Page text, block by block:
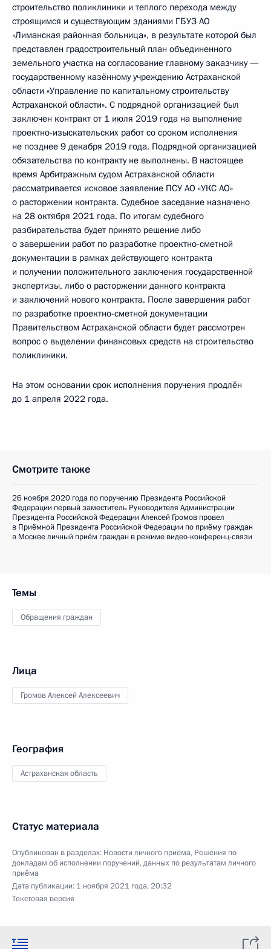
строительство поликлиники и теплого перехода между
строящимся и существующим зданиями ГБУЗ АО
«Лиманская районная больница», в результате которой был
представлен градостроительный план объединенного
земельного участка на согласование главному заказчику —
государственному казённому учреждению Астраханской
области «Управление по капитальному строительству
Астраханской области». С подрядной организацией был
заключен контракт от 1 июля 2019 года на выполнение
проектно-изыскательских работ со сроком исполнения
не позднее 9 декабря 2019 года. Подрядной организацией
обязательства по контракту не выполнены. В настоящее
время Арбитражным судом Астраханской области
рассматривается исковое заявление ПСУ АО «УКС АО»
о расторжении контракта. Судебное заседание назначено
на 28 октября 2021 года. По итогам судебного
разбирательства будет принято решение либо
о завершении работ по разработке проектно-сметной
документации в рамках действующего контракта
и получении положительного заключения государственной
экспертизы, либо о расторжении данного контракта
и заключений нового контракта. После завершения работ
по разработке проектно-сметной документации
Правительством Астраханской области будет рассмотрен
вопрос о выделении финансовых средств на строительство
поликлиники.
На этом основании срок исполнения поручения продлён
до 1 апреля 2022 года.
Смотрите также
26 ноября 2020 года по поручению Президента Российской
Федерации первый заместитель Руководителя Администрации
Президента Российской Федерации Алексей Громов провел
в Приёмной Президента Российской Федерации по приёму граждан
в Москве личный приём граждан в режиме видео-конференц-связи
Темы
Обращения граждан
Лица
Громов Алексей Алексеевич
География
Астраханская область
Статус материала
Опубликован в разделах: Новости личного приёма, Решения по
докладам об исполнении поручений, данных по результатам личного
приёма
Дата публикации: 1 ноября 2021 года, 20:32
Текстовая версия